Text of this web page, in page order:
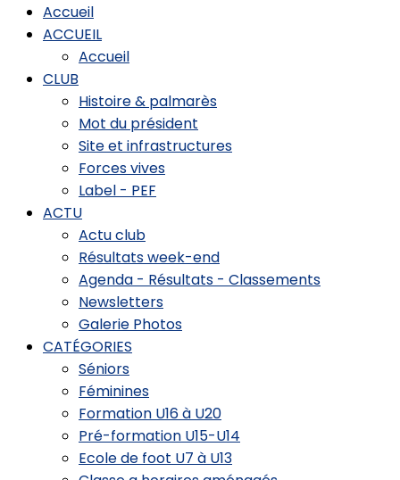
Accueil
ACCUEIL
Accueil
CLUB
Histoire & palmarès
Mot du président
Site et infrastructures
Forces vives
Label - PEF
ACTU
Actu club
Résultats week-end
Agenda - Résultats - Classements
Newsletters
Galerie Photos
CATÉGORIES
Séniors
Féminines
Formation U16 à U20
Pré-formation U15-U14
Ecole de foot U7 à U13